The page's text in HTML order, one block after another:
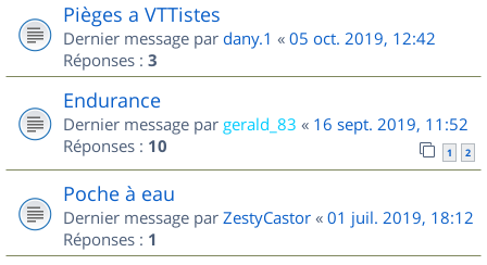
Pièges a VTTistes
Dernier message par dany.1 « 05 oct. 2019, 12:42
Réponses : 3
Endurance
Dernier message par gerald_83 « 16 sept. 2019, 11:52
Réponses : 10 1 2
Poche à eau
Dernier message par ZestyCastor « 01 juil. 2019, 18:12
Réponses : 1